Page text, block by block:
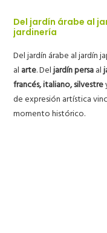
Del jardín árabe al
jardinería
Del jardín árabe al jardín
al arte. Deljardín persaal
francés, italiano, silvestre
de expresión artística
momento histórico.